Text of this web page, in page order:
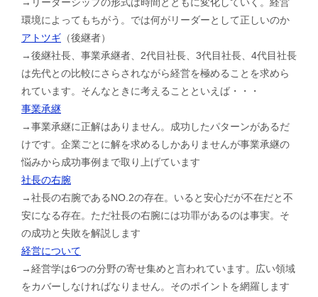
環境によってもちがう。では何がリーダーとして正しいのか
アトツギ （後継者）
→後継社長、事業承継者、2代目社長、3代目社長、4代目社長
は先代との比較にさらされながら経営を極めることを求めら
れています。そんなときに考えることといえば・・・
事業承継
→事業承継に正解はありません。成功したパターンがあるだ
けです。企業ごとに解を求めるしかありませんが事業承継の
悩みから成功事例まで取り上げています
社長の右腕
→社長の右腕であるNO.2の存在。いると安心だが不在だと不
安になる存在。ただ社長の右腕には功罪があるのは事実。そ
の成功と失敗を解説します
経営について
→経営学は6つの分野の寄せ集めと言われています。広い領域
をカバーしなければなりません。そのポイントを網羅します